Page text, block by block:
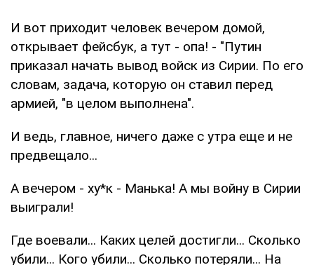
И вот приходит человек вечером домой,
открывает фейсбук, а тут - опа! - "Путин
приказал начать вывод войск из Сирии. По его
словам, задача, которую он ставил перед
армией, "в целом выполнена".
И ведь, главное, ничего даже с утра еще и не
предвещало...
А вечером - ху*к - Манька! А мы войну в Сирии
выиграли!
Где воевали... Каких целей достигли... Сколько
убили... Кого убили... Сколько потеряли... На